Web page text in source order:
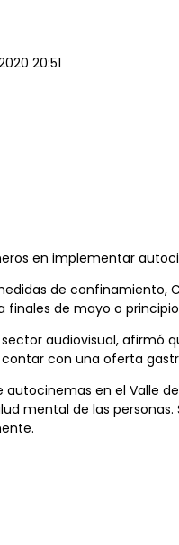
20:51
en implementar
de
de mayo o
audiovisual, afirmó
con una oferta
en el Valle
mental de las